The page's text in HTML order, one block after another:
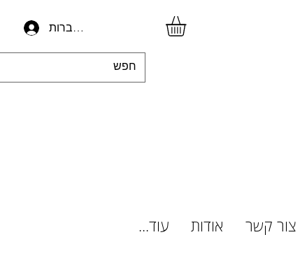
להתחברות
צור קשר אודות עוד...